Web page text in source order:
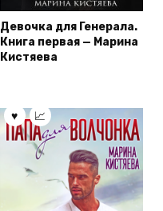
Девочка для Генерала.
Книга первая — Марина
Кистяева